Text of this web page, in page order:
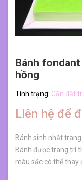
Bánh
hồng
Tình trạng: Cần đặt
Liên hệ để
Bánh sinh nhật
Bánh được trang trí
màu sắc có thể thay